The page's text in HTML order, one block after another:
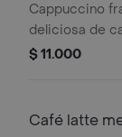
Cappuccino
deliciosa de
colombiano,
experiencia
$ 11.000
Café latte